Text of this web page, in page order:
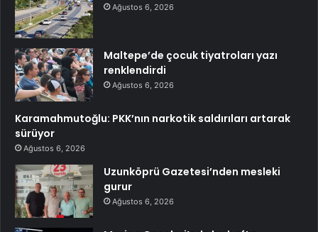
Ağustos 6, 2026
Maltepe’de çocuk tiyatroları yazı
renklendirdi
Ağustos 6, 2026
Karamahmutoğlu: PKK’nın narkotik saldırıları artarak
sürüyor
Ağustos 6, 2026
Uzunköprü Gazetesi’nden mesleki
gurur
Ağustos 6, 2026